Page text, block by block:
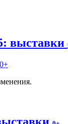
выставки
0+